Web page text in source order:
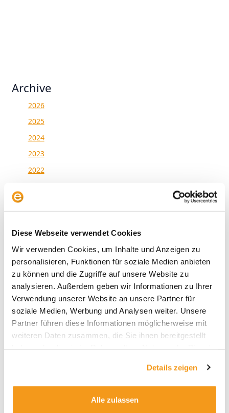
Diese Webseite verwendet Cookies
Wir verwenden Cookies, um Inhalte und Anzeigen zu
personalisieren, Funktionen für soziale Medien anbieten
zu können und die Zugriffe auf unsere Website zu
analysieren. Außerdem geben wir Informationen zu Ihrer
Verwendung unserer Website an unsere Partner für
soziale Medien, Werbung und Analysen weiter. Unsere
Partner führen diese Informationen möglicherweise mit
weiteren Daten zusammen, die Sie ihnen bereitgestellt
Details zeigen
Alle zulassen
Archive
2026
2025
2024
2023
2022
2018
1970
Kategorien
Allgemein
Envestor Academy
Envestor Know-how